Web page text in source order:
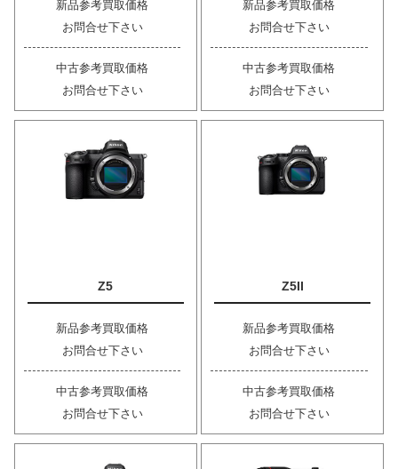
新品参考買取価格
お問合せ下さい
中古参考買取価格
お問合せ下さい
新品参考買取価格
お問合せ下さい
中古参考買取価格
お問合せ下さい
Z5
新品参考買取価格
お問合せ下さい
中古参考買取価格
お問合せ下さい
Z5II
新品参考買取価格
お問合せ下さい
中古参考買取価格
お問合せ下さい